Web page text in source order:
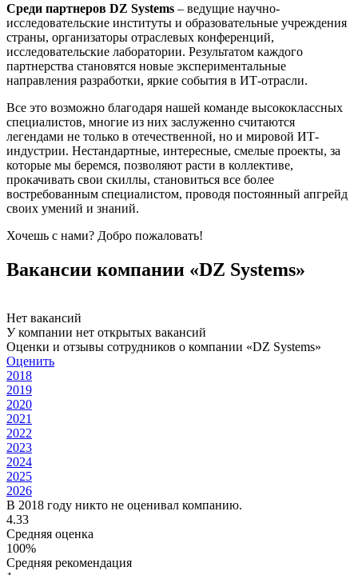
Среди партнеров DZ Systems – ведущие научно-
исследовательские институты и образовательные учреждения
страны, организаторы отраслевых конференций,
исследовательские лаборатории. Результатом каждого
партнерства становятся новые экспериментальные
направления разработки, яркие события в ИТ-отрасли.
Все это возможно благодаря нашей команде высококлассных
специалистов, многие из них заслуженно считаются
легендами не только в отечественной, но и мировой ИТ-
индустрии. Нестандартные, интересные, смелые проекты, за
которые мы беремся, позволяют расти в коллективе,
прокачивать свои скиллы, становиться все более
востребованным специалистом, проводя постоянный апгрейд
своих умений и знаний.
Хочешь с нами? Добро пожаловать!
Вакансии компании «DZ Systems»
Нет вакансий
У компании нет открытых вакансий
Оценки и отзывы сотрудников о компании «DZ Systems»
Оценить
2018
2019
2020
2021
2022
2023
2024
2025
2026
В 2018 году никто не оценивал компанию.
4.33
Средняя оценка
100%
Средняя рекомендация